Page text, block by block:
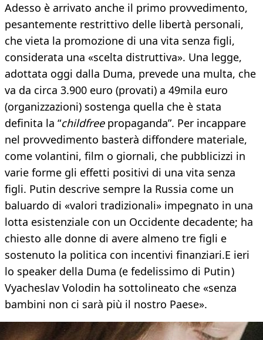
Adesso è arrivato anche il primo provvedimento,
pesantemente restrittivo delle libertà personali,
che vieta la promozione di una vita senza figli,
considerata una «scelta distruttiva». Una legge,
adottata oggi dalla Duma, prevede una multa, che
va da circa 3.900 euro (provati) a 49mila euro
(organizzazioni) sostenga quella che è stata
definita la “childfreepropaganda”. Per incappare
nel provvedimento basterà diffondere materiale,
come volantini, film o giornali, che pubblicizzi in
varie forme gli effetti positivi di una vita senza
figli. Putin descrive sempre la Russia come un
baluardo di «valori tradizionali» impegnato in una
lotta esistenziale con un Occidente decadente; ha
chiesto alle donne di avere almeno tre figli e
sostenuto la politica con incentivi finanziari.E ieri
lo speaker della Duma (e fedelissimo di Putin )
Vyacheslav Volodin ha sottolineato che «senza
bambini non ci sarà più il nostro Paese».